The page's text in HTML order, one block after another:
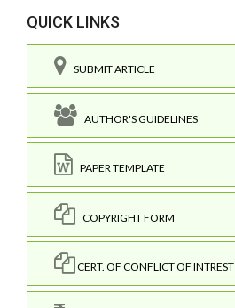
QUICK LINKS
SUBMIT ARTICLE
AUTHOR'S GUIDELINES
PAPER TEMPLATE
COPYRIGHT FORM
CERT. OF CONFLICT OF INTREST